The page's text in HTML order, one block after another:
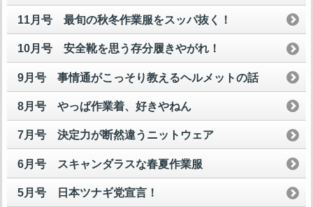
11月号 最旬の秋冬作業服をスッパ抜く！
10月号 安全靴を思う存分履きやがれ！
9月号 事情通がこっそり教えるヘルメットの話
8月号 やっぱ作業着、好きやねん
7月号 決定力が断然違うニットウェア
6月号 スキャンダラスな春夏作業服
5月号 日本ツナギ党宣言！